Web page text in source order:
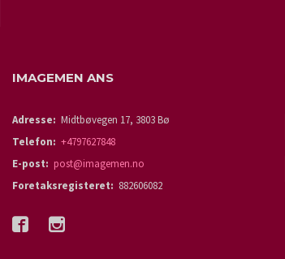
IMAGEMEN ANS
Adresse: Midtbøvegen 17, 3803 Bø
Telefon: +4797627848
E-post: post@imagemen.no
Foretaksregisteret: 882606082